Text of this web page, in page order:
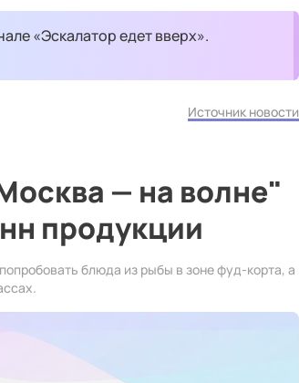
«Эскалатор едет вверх».
Источник новости
— на волне"
продукции
блюда из рыбы в зоне фуд-корта, а